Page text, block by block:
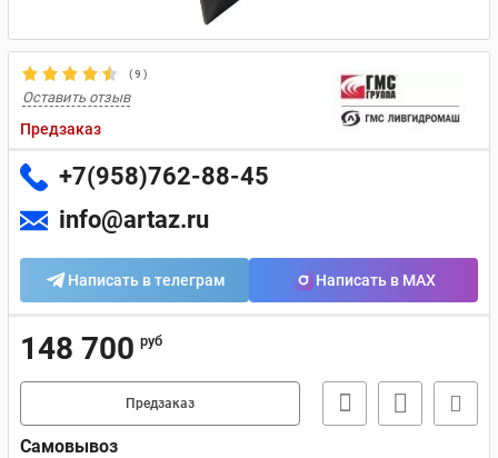
(9 )
Оставить отзыв
Предзаказ
+7(958)762-88-45
info@artaz.ru
Написать в телеграм Написать в MAX
148 700 руб
Предзаказ
Самовывоз